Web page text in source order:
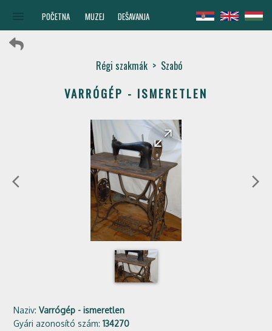
POČETNA MUZEJ DEŠAVANJA
Régi szakmák > Szabó
VARRÓGÉP - ISMERETLEN
arrow_back_ios
arrow_back
arrow_forward
arrow_forward_ios
Naziv:Varrógép - ismeretlen
Gyári azonosító szám:134270